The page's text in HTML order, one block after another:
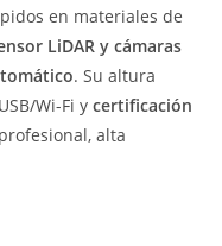
en materiales de
LiDAR y cámaras
. Su altura
Wi-Fi ycertificación
alta